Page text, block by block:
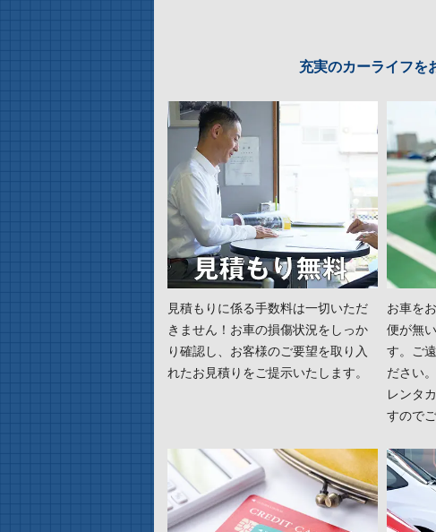
充実のカーライフを
見積もりに係る手数料は一切いただ
きません！お車の損傷状況をしっか
り確認し、お客様のご要望を取り入
れたお見積りをご提示いたします。
お車を
便が無
す。ご
ださい。
レンタ
すので